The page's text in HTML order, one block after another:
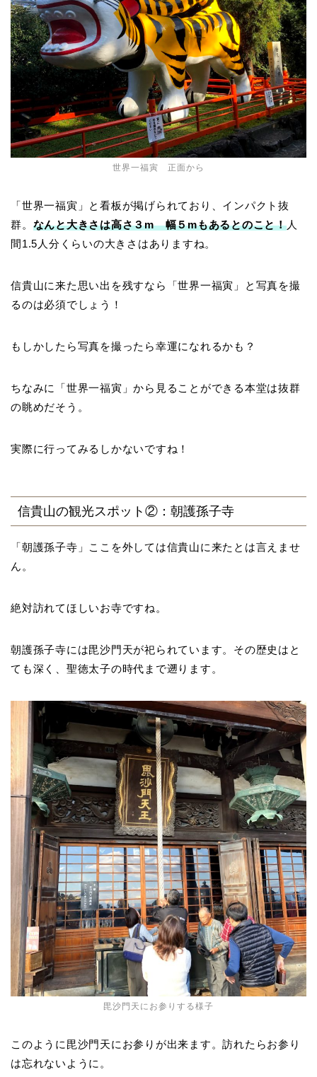
世界一福寅 正面から
「世界一福寅」と看板が掲げられており、インパクト抜
群。 なんと大きさは高さ３m 幅５mもあるとのこと！人
間1.5人分くらいの大きさはありますね。
信貴山に来た思い出を残すなら「世界一福寅」と写真を撮
るのは必須でしょう！
もしかしたら写真を撮ったら幸運になれるかも？
ちなみに「世界一福寅」から見ることができる本堂は抜群
の眺めだそう。
実際に行ってみるしかないですね！
信貴山の観光スポット②：朝護孫子寺
「朝護孫子寺」ここを外しては信貴山に来たとは言えませ
ん。
絶対訪れてほしいお寺ですね。
朝護孫子寺には毘沙門天が祀られています。その歴史はと
ても深く、聖徳太子の時代まで遡ります。
毘沙門天にお参りする様子
このように毘沙門天にお参りが出来ます。訪れたらお参り
は忘れないように。